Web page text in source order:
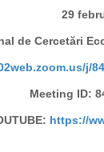
29
de Cercetări
j/
Meeting ID:
https://